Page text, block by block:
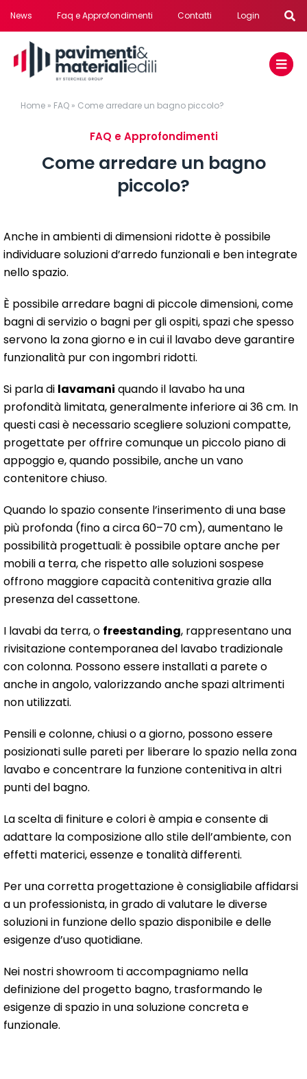
contenuto
News Faq e Approfondimenti Contatti Login
Home» FAQ» Come arredare un bagno piccolo?
FAQ e Approfondimenti
Come arredare un bagno
piccolo?
Anche in ambienti di dimensioni ridotte è possibile
individuare soluzioni d’arredo funzionali e ben integrate
nello spazio.
È possibile arredare bagni di piccole dimensioni, come
bagni di servizio o bagni per gli ospiti, spazi che spesso
servono la zona giorno e in cui il lavabo deve garantire
funzionalità pur con ingombri ridotti.
Si parla di lavamani quando il lavabo ha una
profondità limitata, generalmente inferiore ai 36 cm. In
questi casi è necessario scegliere soluzioni compatte,
progettate per offrire comunque un piccolo piano di
appoggio e, quando possibile, anche un vano
contenitore chiuso.
Quando lo spazio consente l’inserimento di una base
più profonda (fino a circa 60–70 cm), aumentano le
possibilità progettuali: è possibile optare anche per
mobili a terra, che rispetto alle soluzioni sospese
offrono maggiore capacità contenitiva grazie alla
presenza del cassettone.
I lavabi da terra, o freestanding, rappresentano una
rivisitazione contemporanea del lavabo tradizionale
con colonna. Possono essere installati a parete o
anche in angolo, valorizzando anche spazi altrimenti
non utilizzati.
Pensili e colonne, chiusi o a giorno, possono essere
posizionati sulle pareti per liberare lo spazio nella zona
lavabo e concentrare la funzione contenitiva in altri
punti del bagno.
La scelta di finiture e colori è ampia e consente di
adattare la composizione allo stile dell’ambiente, con
effetti materici, essenze e tonalità differenti.
Per una corretta progettazione è consigliabile affidarsi
a un professionista, in grado di valutare le diverse
soluzioni in funzione dello spazio disponibile e delle
esigenze d’uso quotidiane.
Nei nostri showroom ti accompagniamo nella
definizione del progetto bagno, trasformando le
esigenze di spazio in una soluzione concreta e
funzionale.